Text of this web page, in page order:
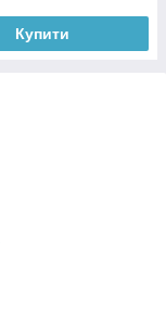
Купити